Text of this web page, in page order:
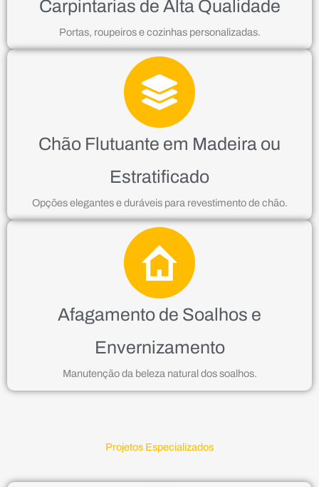
Carpintarias de Alta Qualidade
Portas, roupeiros e cozinhas personalizadas.
Chão Flutuante em Madeira ou
Estratificado
Opções elegantes e duráveis para revestimento de chão.
Afagamento de Soalhos e
Envernizamento
Manutenção da beleza natural dos soalhos.
Projetos Especializados